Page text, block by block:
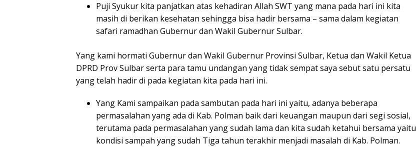
Puji Syukur kita panjatkan atas kehadiran Allah SWT yang mana pada hari ini kita
masih di berikan kesehatan sehingga bisa hadir bersama – sama dalam kegiatan
safari ramadhan Gubernur dan Wakil Gubernur Sulbar.
Yang kami hormati Gubernur dan Wakil Gubernur Provinsi Sulbar, Ketua dan Wakil Ketua
DPRD Prov Sulbar serta para tamu undangan yang tidak sempat saya sebut satu persatu
yang telah hadir di pada kegiatan kita pada hari ini.
Yang Kami sampaikan pada sambutan pada hari ini yaitu, adanya beberapa
permasalahan yang ada di Kab. Polman baik dari keuangan maupun dari segi sosial,
terutama pada permasalahan yang sudah lama dan kita sudah ketahui bersama yaitu
kondisi sampah yang sudah Tiga tahun terakhir menjadi masalah di Kab. Polman.